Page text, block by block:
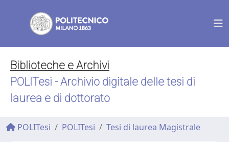
Biblioteche e Archivi
POLITesi - Archivio digitale delle tesi di
laurea e di dottorato
POLITesi POLITesi Tesi di laurea Magistrale